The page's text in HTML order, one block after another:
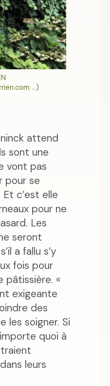
...)
attend
sont une
vont pas
pour se
c’est elle
pour ne
Les
seront
a fallu s’y
fois pour
pâtissière. «
exigeante
des
les soigner. Si
quoi à
leurs